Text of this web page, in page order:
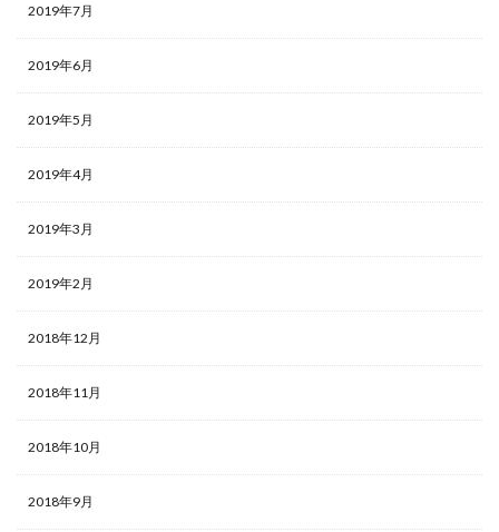
2019年7月
2019年6月
2019年5月
2019年4月
2019年3月
2019年2月
2018年12月
2018年11月
2018年10月
2018年9月